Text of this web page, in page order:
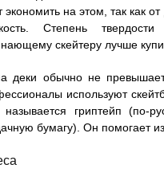
экономить на этом, так как от
Степень
скейтеру лучше
деки обычно не
используют
называется гриптейп (по-
бумагу). Он помогает